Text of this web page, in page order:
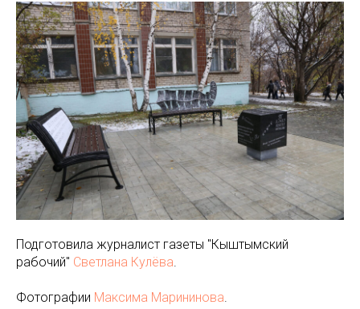
Подготовила журналист газеты "Кыштымский
рабочий" Светлана Кулёва.
Фотографии Максима Марининова.